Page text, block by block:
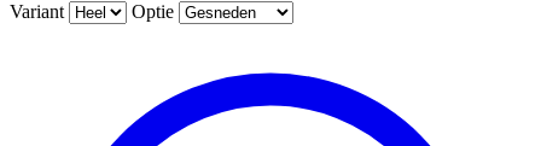
Variant Optie